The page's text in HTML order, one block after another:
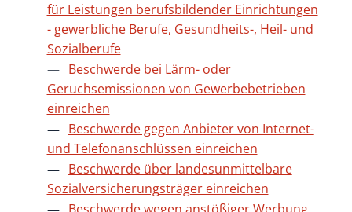
für Leistungen berufsbildender Einrichtungen
- gewerbliche Berufe, Gesundheits-, Heil- und
Sozialberufe
Beschwerde bei Lärm- oder
Geruchsemissionen von Gewerbebetrieben
einreichen
Beschwerde gegen Anbieter von Internet-
und Telefonanschlüssen einreichen
Beschwerde über landesunmittelbare
Sozialversicherungsträger einreichen